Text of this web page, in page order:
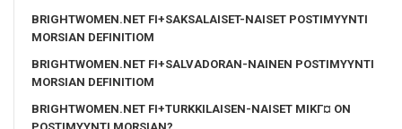
BRIGHTWOMEN.NET FI+SAKSALAISET-NAISET POSTIMYYNTI
MORSIAN DEFINITIOM
BRIGHTWOMEN.NET FI+SALVADORAN-NAINEN POSTIMYYNTI
MORSIAN DEFINITIOM
BRIGHTWOMEN.NET FI+TURKKILAISEN-NAISET MIKГ¤ ON
POSTIMYYNTI MORSIAN?